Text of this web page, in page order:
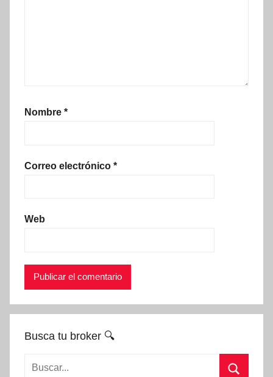
Nombre *
Correo electrónico *
Web
Busca tu broker 🔍
Buscar: